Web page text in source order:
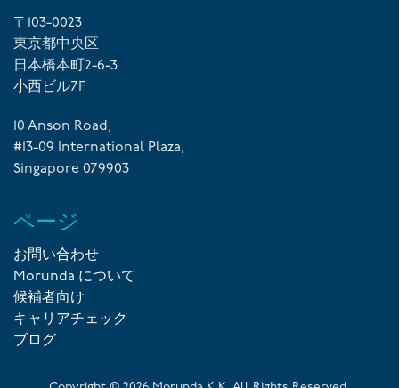
〒103-0023
東京都中央区
日本橋本町2-6-3
小西ビル7F
10 Anson Road,
#13-09 International Plaza,
Singapore 079903
ページ
お問い合わせ
Morunda について
候補者向け
キャリアチェック
ブログ